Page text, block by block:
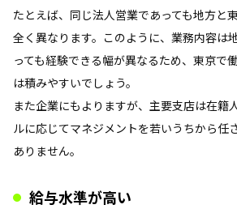
たとえば、同じ法人営業であっても地方と
全く異なります。このように、業務内容は
っても経験できる幅が異なるため、東京で
は積みやすいでしょう。
また企業にもよりますが、主要支店は在籍
ルに応じてマネジメントを若いうちから任
ありません。
給与水準が高い